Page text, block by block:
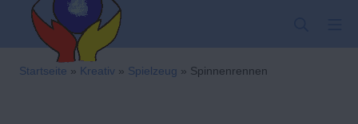
springen
Kindergarten-
Startseite » Kreativ » Spielzeug » Spinnenrennen